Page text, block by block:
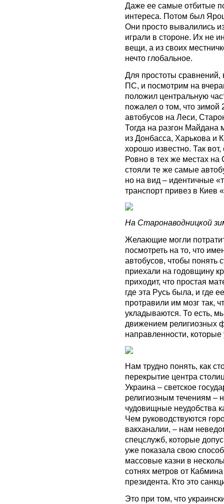
Даже ее самые отбитые
интереса. Потом был
Они просто вывалились
играли в стороне. Их не
вещи, а из своих
нечто глобальное.
Для простоты сравнений,
ПС, и посмотрим на
положил центральную
пожалел о том, что
автобусов на Леси,
Тогда на разгон Майдана
из Донбасса, Харькова и
хорошо известно. Так
Ровно в тех же местах на
стояли те же самые
но на вид – идентичные
транспорт привез в
На Старонаводницкой
Желающие могли
посмотреть на то, что
автобусов, чтобы понять
приехали на годовщину
приходит, что простая
где эта Русь была, и где
протравили им мозг так,
укладываются. То есть,
движением религиозных
направленности,
Нам трудно понять, как
перекрытие центра
Украина – светское
религиозным течениям –
чудовищные неудобства
Чем руководствуются
вакханалии, – нам
спецслужб, которые
уже показала свою
массовые казни в
сотнях метров от
президента. Кто это
Это при том, что